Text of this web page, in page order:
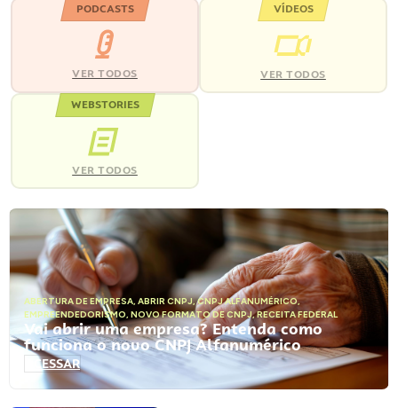
PODCASTS
VER TODOS
VÍDEOS
VER TODOS
WEBSTORIES
VER TODOS
ABERTURA DE EMPRESA, ABRIR CNPJ,CNPJ ALFANUMÉRICO,
EMPREENDEDORISMO, NOVO FORMATO DE CNPJ,RECEITA FEDERAL
Vai abrir uma empresa? Entenda como
funciona o novo CNPJ Alfanumérico
ACESSAR